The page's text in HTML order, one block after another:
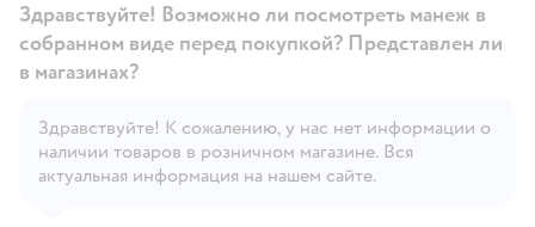
Открыть вопрос
Здравствуйте! Возможно ли посмотреть манеж в
собранном виде перед покупкой? Представлен ли
в магазинах?
Здравствуйте! К сожалению, у нас нет информации о
наличии товаров в розничном магазине. Вся
актуальная информация на нашем сайте.